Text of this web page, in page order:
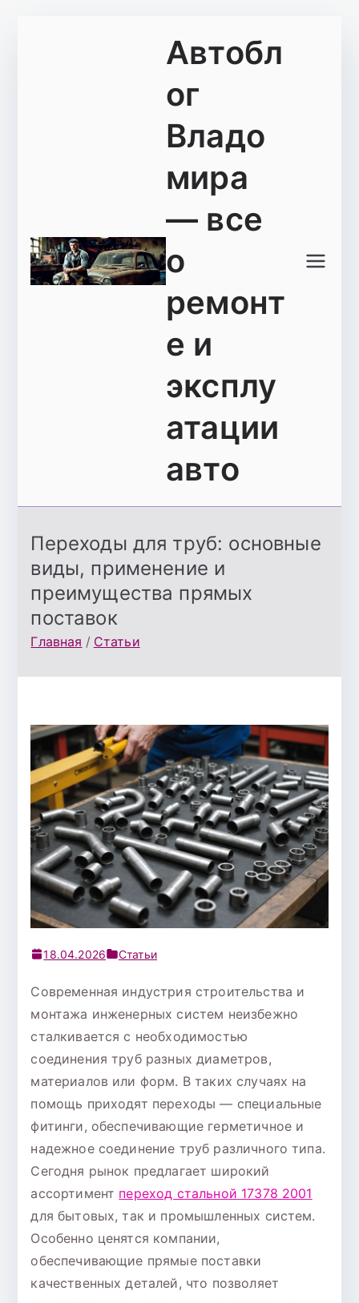
Автобл
ог
Владо
мира
— все
о
ремонт
е и
эксплу
атации
авто
Переходы для труб: основные
виды, применение и
преимущества прямых
поставок
Главная Статьи
18.04.2026 Статьи
Современная индустрия строительства и
монтажа инженерных систем неизбежно
сталкивается с необходимостью
соединения труб разных диаметров,
материалов или форм. В таких случаях на
помощь приходят переходы — специальные
фитинги, обеспечивающие герметичное и
надежное соединение труб различного типа.
Сегодня рынок предлагает широкий
ассортимент переход стальной 17378 2001
для бытовых, так и промышленных систем.
Особенно ценятся компании,
обеспечивающие прямые поставки
качественных деталей, что позволяет